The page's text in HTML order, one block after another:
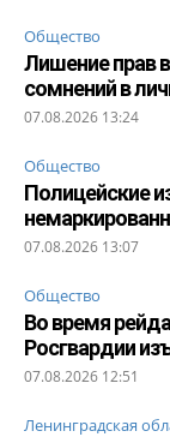
Общество
Лишение прав
сомнений в
07.08.2026 13:24
Общество
Полицейские
07.08.2026 13:07
Общество
Во время
Росгвардии
07.08.2026 12:51
Ленинградская